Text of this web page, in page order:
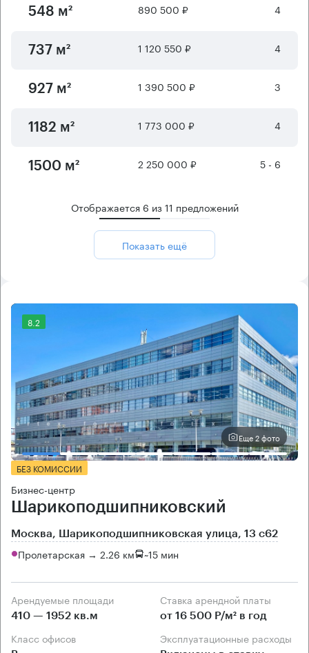
548 м² 890 500 ₽ 4
737 м² 1 120 550 ₽ 4
927 м² 1 390 500 ₽ 3
1182 м² 1 773 000 ₽ 4
1500 м² 2 250 000 ₽ 5 - 6
Отображается 6 из11 предложений
Показать ещё
8.2
Еще 2 фото
БЕЗ КОМИССИИ
Бизнес-центр
Шарикоподшипниковский
Москва, Шарикоподшипниковская улица, 13 с62
Пролетарская → 2.26 км ~15 мин
Арендуемые площади
410 — 1952 кв.м
Ставка арендной платы
от 16 500 Р/м² в год
Класс офисов Эксплуатационные расходы